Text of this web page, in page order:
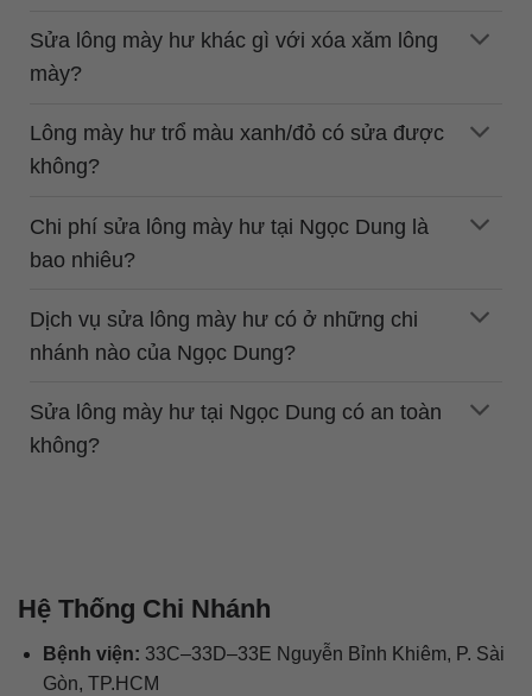
Sửa lông mày hư khác gì với xóa xăm lông
mày?
Lông mày hư trổ màu xanh/đỏ có sửa được
không?
Chi phí sửa lông mày hư tại Ngọc Dung là
bao nhiêu?
Dịch vụ sửa lông mày hư có ở những chi
nhánh nào của Ngọc Dung?
Sửa lông mày hư tại Ngọc Dung có an toàn
không?
Hệ Thống Chi Nhánh
Bệnh viện: 33C–33D–33E Nguyễn Bỉnh Khiêm, P. Sài
Gòn, TP.HCM